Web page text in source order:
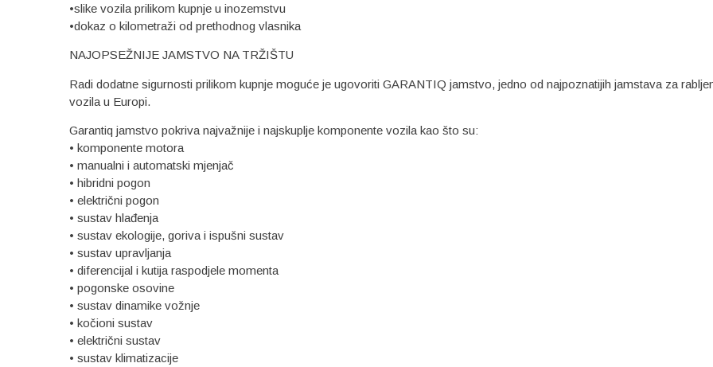
•slike vozila prilikom kupnje u inozemstvu
•dokaz o kilometraži od prethodnog vlasnika
NAJOPSEŽNIJE JAMSTVO NA TRŽIŠTU
Radi dodatne sigurnosti prilikom kupnje moguće je ugovoriti GARANTIQ jamstvo, jedno od najpoznatijih jamstava za
vozila u Europi.
Garantiq jamstvo pokriva najvažnije i najskuplje komponente vozila kao što su:
• komponente motora
• manualni i automatski mjenjač
• hibridni pogon
• električni pogon
• sustav hlađenja
• sustav ekologije, goriva i ispušni sustav
• sustav upravljanja
• diferencijal i kutija raspodjele momenta
• pogonske osovine
• sustav dinamike vožnje
• kočioni sustav
• električni sustav
• sustav klimatizacije